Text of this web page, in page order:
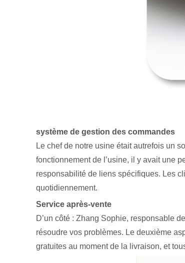
système de gestion des commandes
Le chef de notre usine était autrefois un
fonctionnement de l’usine, il y avait une
responsabilité de liens spécifiques. Les
quotidiennement.
Service après-vente
D’un côté : Zhang Sophie, responsable
résoudre vos problèmes. Le deuxième
gratuites au moment de la livraison, et